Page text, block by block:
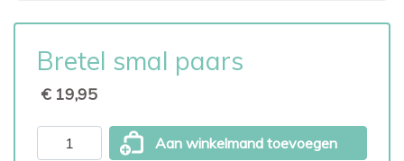
Bretel smal paars
€ 19,95
Aan winkelmand toevoegen